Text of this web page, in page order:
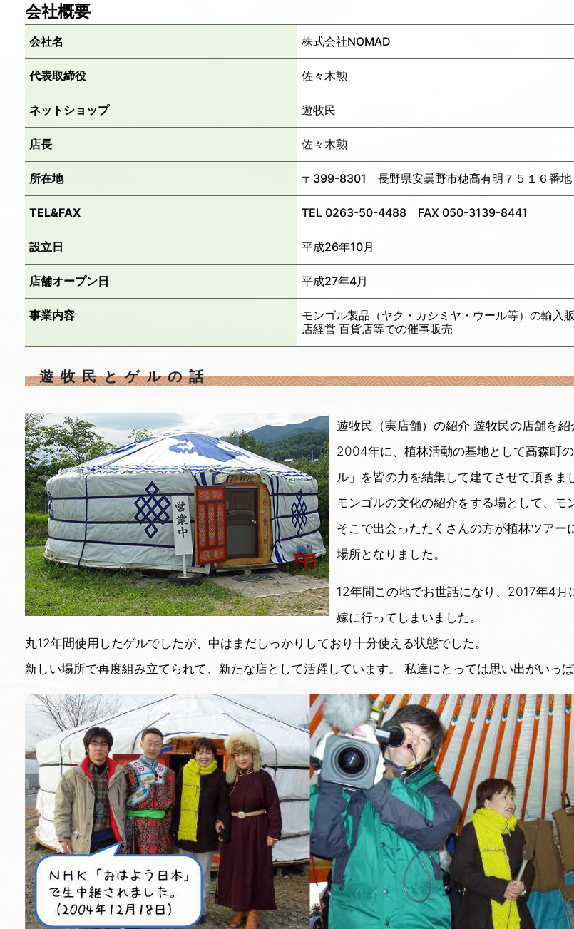
会社概要
会社名 株式会社NOMAD
代表取締役 佐々木勲
ネットショップ 遊牧民
店長 佐々木勲
所在地 〒399-8301 長野県安曇野市穂高有明７５１６番地
TEL&FAX TEL 0263-50-4488 FAX 050-3139-8441
設立日 平成26年10月
店舗オープン日 平成27年4月
事業内容
モンゴル製品（ヤク・カシミヤ・ウール等）の輸入
店経営 百貨店等での催事販売
遊牧民とゲルの話
遊牧民（実店舗）の紹介 遊牧民の店舗を
2004年に、植林活動の基地として高森町
ル」を皆の力を結集して建てさせて頂きま
モンゴルの文化の紹介をする場として、モ
そこで出会ったたくさんの方が植林ツア
場所となりました。
12年間この地でお世話になり、2017年4
嫁に行ってしまいました。
丸12年間使用したゲルでしたが、中はまだしっかりしており十分使える状態でした。
新しい場所で再度組み立てられて、新たな店として活躍しています。 私達にとっては思い出がいっ